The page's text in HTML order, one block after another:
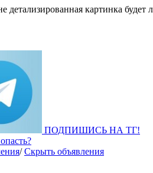
детализированная картинка
ПОДПИШИСЬ НА ТГ!
/Скрыть объявления